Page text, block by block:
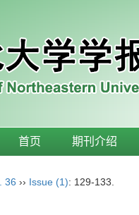
首页 期刊介绍
36 ›› Issue (1): 129-133.